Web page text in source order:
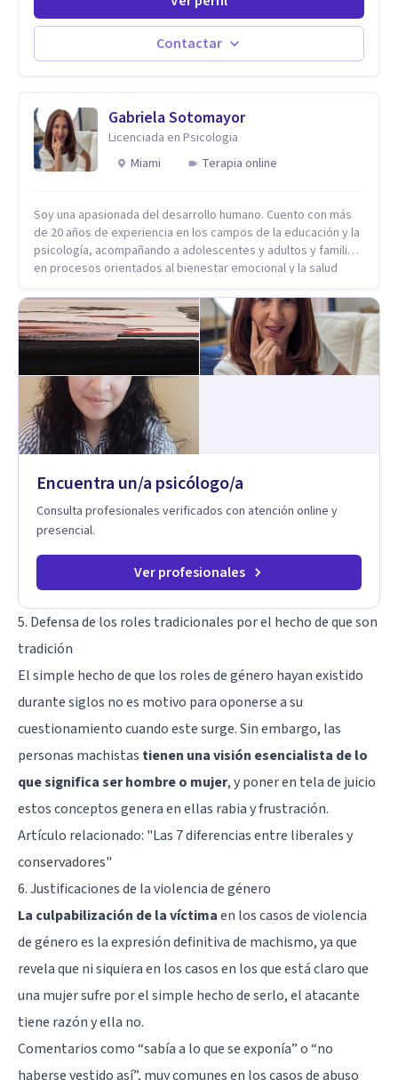
evidencia científica con comprobados resultados. Los
objetivos terapéuticos están centrados en brindar
herramientas concretas para el cambio, que permitan
desarrollar nuevas habilidades y estrategias basadas en la
Contactar
Gabriela Sotomayor
Licenciada en Psicologia
Miami
Terapia online
Soy una apasionada del desarrollo humano. Cuento con más
de 20 años de experiencia en los campos de la educación y la
psicología, acompañando a adolescentes y adultos y familias
en procesos orientados al bienestar emocional y la salud
las personas accedan a una vida más digna, plena y con
sentido. Considero que esto es posible cuando
desarrollamos una mayor conciencia de nuestro mundo
interior y de la manera en que nuestras experiencias influyen
en nuestra forma de sentir, pensar y relacionarnos. Mi misión
es ofrecer un espacio de acompañamiento en salud mental
basado en la comprensión, la compasión y el respeto por el
ritmo de cada persona. Integro conocimientos y herramientas
de la psicología con un enfoque informado en trauma para
fortalecer sus recursos personales, desarrollar nuevas
resiliencia y bienestar. Creo profundamente en la
autoconciencia como un camino fundamental para la
transformación personal y para construir una vida más
auténtica y significativa.
Encuentra un/a psicólogo/a
Consulta profesionales verificados con atención online y
presencial.
Ver profesionales
5. Defensa de los roles tradicionales por el hecho de que son
tradición
El simple hecho de que los roles de género hayan existido
durante siglos no es motivo para oponerse a su
cuestionamiento cuando este surge. Sin embargo, las
personas machistas tienen una visión esencialista de lo
que significa ser hombre o mujer, y poner en tela de juicio
estos conceptos genera en ellas rabia y frustración.
Artículo relacionado: "Las 7 diferencias entre liberales y
conservadores"
6. Justificaciones de la violencia de género
La culpabilización de la víctimaen los casos de violencia
de género es la expresión definitiva de machismo, ya que
revela que ni siquiera en los casos en los que está claro que
una mujer sufre por el simple hecho de serlo, el atacante
tiene razón y ella no.
Comentarios como “sabía a lo que se exponía” o “no
haberse vestido así”, muy comunes en los casos de abuso